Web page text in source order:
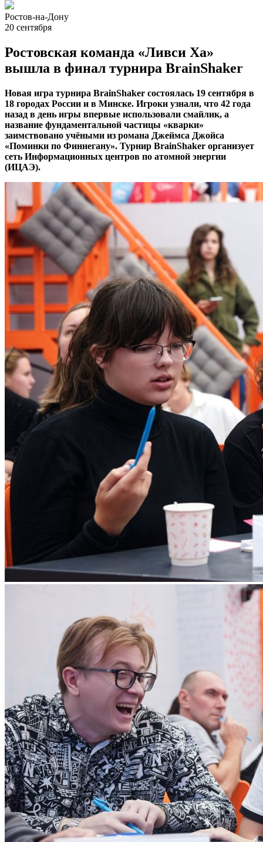
Ростов-на-Дону
20 сентября
Ростовская команда «Ливси Ха»
вышла в финал турнира BrainShaker
Новая игра турнира BrainShaker состоялась 19 сентября в
18 городах России и в Минске. Игроки узнали, что 42 года
назад в день игры впервые использовали смайлик, а
название фундаментальной частицы «кварки»
заимствовано учёными из романа Джеймса Джойса
«Поминки по Финнегану». Турнир BrainShaker организует
сеть Информационных центров по атомной энергии
(ИЦАЭ).